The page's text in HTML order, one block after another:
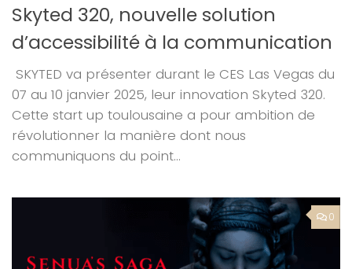
Skyted 320, nouvelle solution
d’accessibilité à la communication
SKYTED va présenter durant le CES Las Vegas du
07 au 10 janvier 2025, leur innovation Skyted 320.
Cette start up toulousaine a pour ambition de
révolutionner la manière dont nous
communiquons du point...
0